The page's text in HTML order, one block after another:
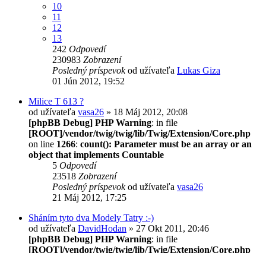
10
11
12
13
242 Odpovedí
230983 Zobrazení
Posledný príspevokod užívateľa Lukas Giza
01 Jún 2012, 19:52
Milice T 613 ?
od užívateľa vasa26 » 18 Máj 2012, 20:08
[phpBB Debug] PHP Warning: in file
[ROOT]/vendor/twig/twig/lib/Twig/Extension/Core.php
on line 1266: count(): Parameter must be an array or an
object that implements Countable
5 Odpovedí
23518 Zobrazení
Posledný príspevokod užívateľa vasa26
21 Máj 2012, 17:25
Sháním tyto dva Modely Tatry :-)
od užívateľa DavidHodan » 27 Okt 2011, 20:46
[phpBB Debug] PHP Warning: in file
[ROOT]/vendor/twig/twig/lib/Twig/Extension/Core.php